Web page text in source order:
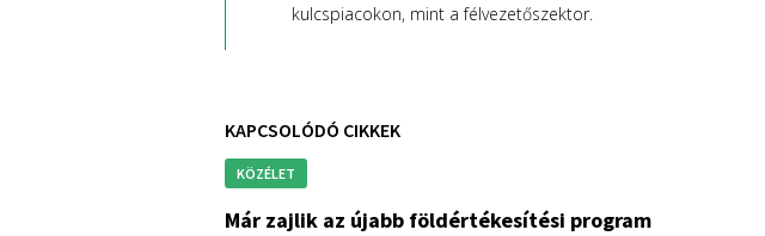
kulcspiacokon, mint a félvezetőszektor.
KAPCSOLÓDÓ CIKKEK
KÖZÉLET
már zajlik az újabb földértékesítési program